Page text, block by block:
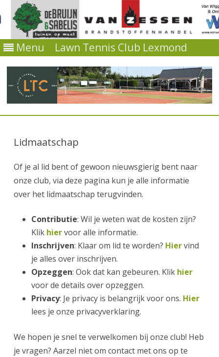
Menu Lawn Tennis Club Lexmond
Lidmaatschap
Of je al lid bent of gewoon nieuwsgierig bent naar
onze club, via deze pagina kun je alle informatie
over het lidmaatschap terugvinden.
Contributie: Wil je weten wat de kosten zijn?
Klik hiervoor alle informatie.
Inschrijven: Klaar om lid te worden? Hiervind
je alles over inschrijven.
Opzeggen: Ook dat kan gebeuren. Klik hier
voor de details over opzeggen.
Privacy: Je privacy is belangrijk voor ons. Hier
lees je onze privacyverklaring.
We hopen je snel te verwelkomen bij onze club! Heb
je vragen? Aarzel niet om contact met ons op te